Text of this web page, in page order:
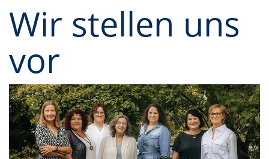
Wir stellen uns
vor